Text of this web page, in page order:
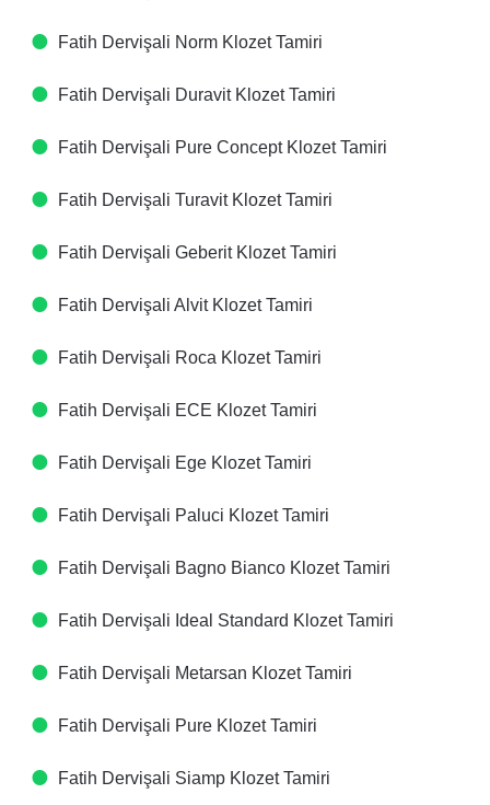
Fatih Dervişali Norm Klozet Tamiri
Fatih Dervişali Duravit Klozet Tamiri
Fatih Dervişali Pure Concept Klozet Tamiri
Fatih Dervişali Turavit Klozet Tamiri
Fatih Dervişali Geberit Klozet Tamiri
Fatih Dervişali Alvit Klozet Tamiri
Fatih Dervişali Roca Klozet Tamiri
Fatih Dervişali ECE Klozet Tamiri
Fatih Dervişali Ege Klozet Tamiri
Fatih Dervişali Paluci Klozet Tamiri
Fatih Dervişali Bagno Bianco Klozet Tamiri
Fatih Dervişali Ideal Standard Klozet Tamiri
Fatih Dervişali Metarsan Klozet Tamiri
Fatih Dervişali Pure Klozet Tamiri
Fatih Dervişali Siamp Klozet Tamiri